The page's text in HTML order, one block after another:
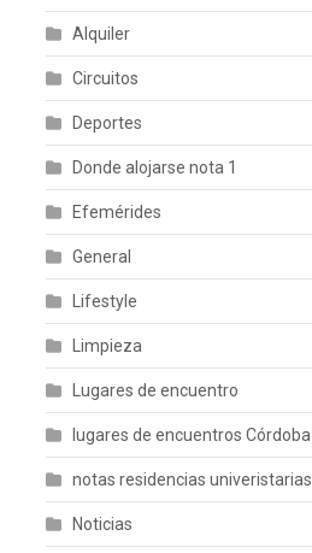
Alquiler
Circuitos
Deportes
Donde alojarse nota 1
Efemérides
General
Lifestyle
Limpieza
Lugares de encuentro
lugares de encuentros Córdoba
notas residencias univeristarias
Noticias